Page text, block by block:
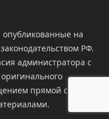
на
РФ.
администратора с
прямой ссылки